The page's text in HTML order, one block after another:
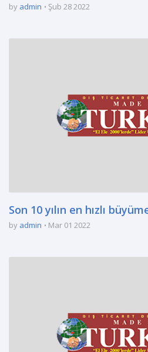
by admin Şub 28 2022
Son 10 yılın en hızlı
by admin Mar 01 2022